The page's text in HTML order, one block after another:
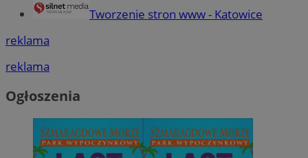
Tworzenie stron www - Katowice
reklama
reklama
Ogłoszenia